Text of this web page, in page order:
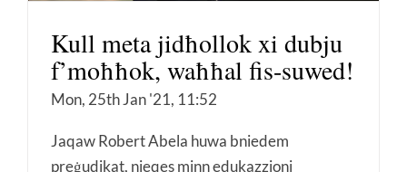
Kull meta jidħollok xi dubju
f’moħħok, waħħal fis-suwed!
Mon, 25th Jan '21, 11:52
Jaqaw Robert Abela huwa bniedem
preġudikat, nieqes minn edukazzjoni